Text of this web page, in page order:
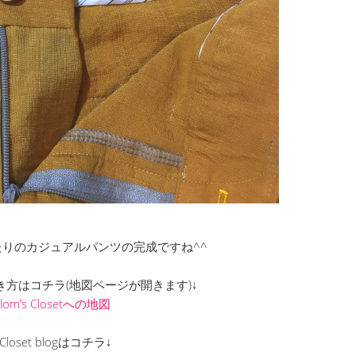
のカジュアルパンツの完成ですね^^
方はコチラ(地図ページが開きます)↓
Closetへの地図
blogはコチラ↓